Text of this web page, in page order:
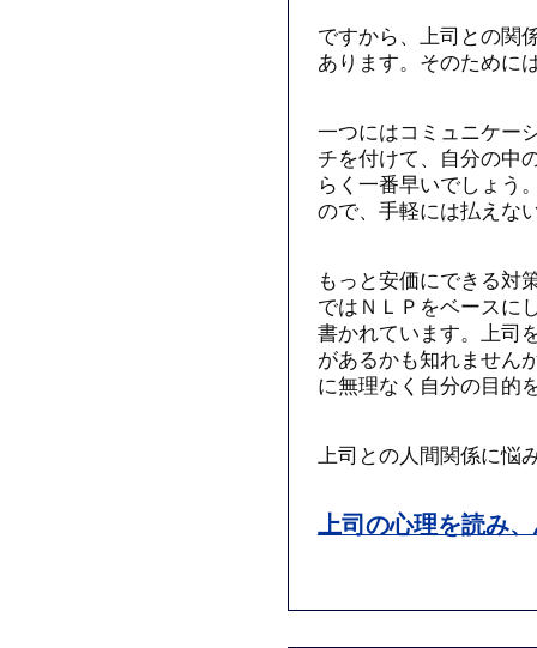
ですから、上司との関
あります。そのために
一つにはコミュニケー
チを付けて、自分の中
らく一番早いでしょう
ので、手軽には払えな
もっと安価にできる対
ではＮＬＰをベースに
書かれています。上司
があるかも知れません
に無理なく自分の目的
上司との人間関係に悩
上司の心理を読み